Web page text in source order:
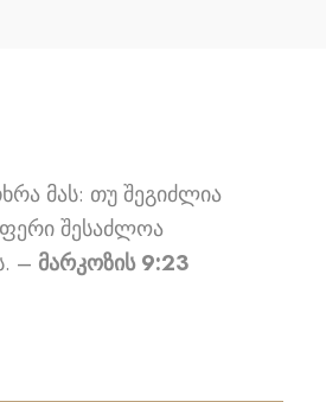
მას: თუ შეგიძლია
შესაძლოა
– მარკოზის 9:23